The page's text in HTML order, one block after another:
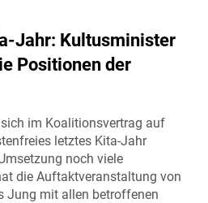
Jahr: Kultusminister
Positionen der
sich im Koalitionsvertrag auf
letztes Kita-Jahr
noch viele
die Auftaktveranstaltung von
Jung mit allen betroffenen